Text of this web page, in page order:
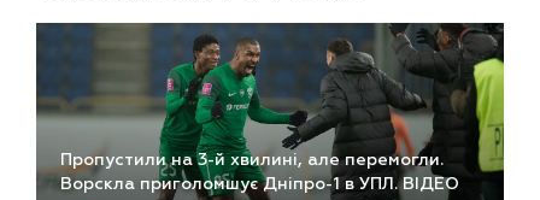
Пропустили на 3-й хвилині, але перемогли.
Ворскла приголомшує Дніпро-1 в УПЛ. ВІДЕО